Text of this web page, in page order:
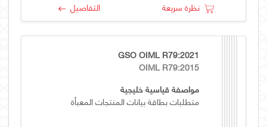
نظرة سريعة التفاصيل
GSO OIML R79:2021
OIML R79:2015
مواصفة قياسية خليجية
متطلبات بطاقة بيانات المنتجات المعبأة